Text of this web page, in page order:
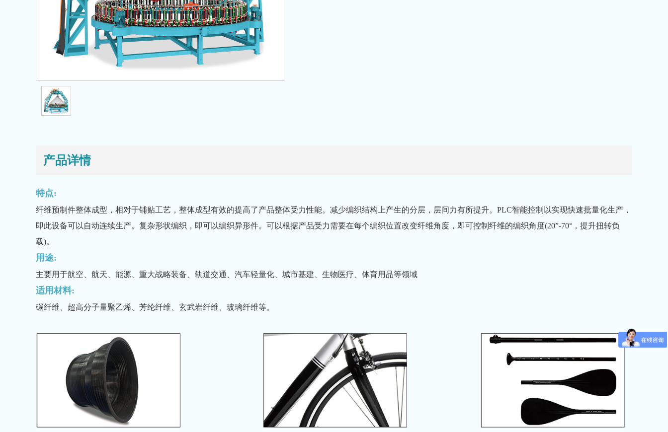
产品详情
特点:
纤维预制件整体成型，相对于铺贴工艺，整体成型有效的提高了产品整体受力性能。减少编织结构上产生的分层，层间力有所提升。PLC智能控制以实现快速批量化生产，
即此设备可以自动连续生产。复杂形状编织，即可以编织异形件。可以根据产品受力需要在每个编织位置改变纤维角度，即可控制纤维的编织角度(20”-70°，提升扭转负
载)。
用途:
主要用于航空、航天、能源、重大战略装备、轨道交通、汽车轻量化、城市基建、生物医疗、体育用品等领域
适用材料:
碳纤维、超高分子量聚乙烯、芳纶纤维、玄武岩纤维、玻璃纤维等。